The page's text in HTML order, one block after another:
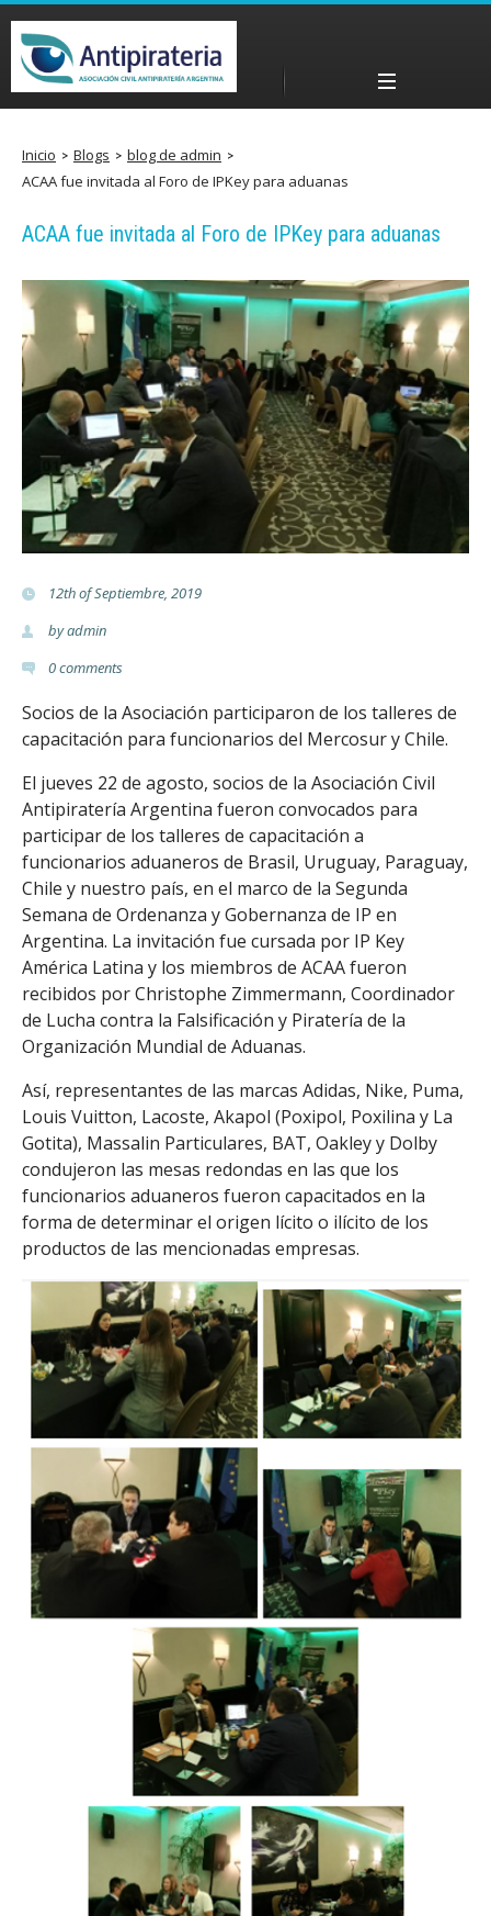
contenido
principal
Menú principal
Inicio Blogs
blog de admin
ACAA fue invitada al Foro de IPKey para aduanas
ACAA fue invitada al Foro de IPKey para aduanas
12th of Septiembre, 2019
byadmin
0comments
Socios de la Asociación participaron de los talleres de
capacitación para funcionarios del Mercosur y Chile.
El jueves 22 de agosto, socios de la Asociación Civil
Antipiratería Argentina fueron convocados para
participar de los talleres de capacitación a
funcionarios aduaneros de Brasil, Uruguay, Paraguay,
Chile y nuestro país, en el marco de la Segunda
Semana de Ordenanza y Gobernanza de IP en
Argentina. La invitación fue cursada por IP Key
América Latina y los miembros de ACAA fueron
recibidos por Christophe Zimmermann, Coordinador
de Lucha contra la Falsificación y Piratería de la
Organización Mundial de Aduanas.
Así, representantes de las marcas Adidas, Nike, Puma,
Louis Vuitton, Lacoste, Akapol (Poxipol, Poxilina y La
Gotita), Massalin Particulares, BAT, Oakley y Dolby
condujeron las mesas redondas en las que los
funcionarios aduaneros fueron capacitados en la
forma de determinar el origen lícito o ilícito de los
productos de las mencionadas empresas.